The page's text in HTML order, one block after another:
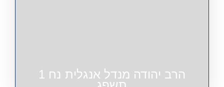
הרב יהודה מנדל אנגלית נח 1